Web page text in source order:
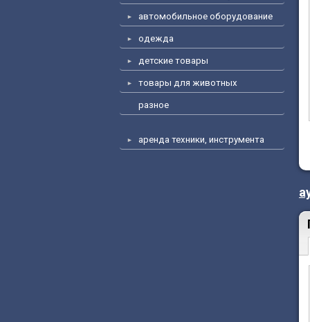
автомобильное оборудование
одежда
детские товары
товары для животных
разное
аренда техники, инструмента